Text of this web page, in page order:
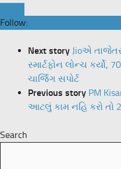
Follow:
Next story Jioએ
સ્માર્ટફોન લોન્ચ કર્યો,
ચાર્જિંગ સપોર્ટ
Previous story PM
આટલું કામ નહિ કરો તો
Search